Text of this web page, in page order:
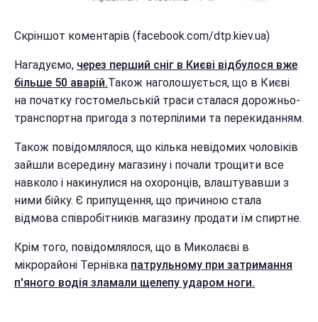
Скріншот коментарів (facebook.com/dtp.kiev.ua)
Нагадуємо, через перший сніг в Києві відбулося вже
більше 50 аварій.Також наголошується, що в Києві
на початку гостомельській траси сталася дорожньо-
транспортна пригода з потерпілими та перекиданням.
Також повідомлялося, що кілька невідомих чоловіків
зайшли всередину магазину і почали трощити все
навколо і накинулися на охоронців, влаштувавши з
ними бійку. Є припущення, що причиною стала
відмова співробітників магазину продати їм спиртне.
Крім того, повідомлялося, що в Миколаєві в
мікрорайоні Тернівка патрульному при затримання
п'яного водія зламали щелепу ударом ноги.